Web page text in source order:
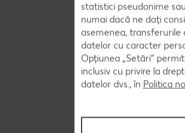
statistici pseudonime
numai dacă ne dați
asemenea,
datelor cu caracter
Opțiunea „Setări”
inclusiv cu privire la
datelor dvs., în Politica